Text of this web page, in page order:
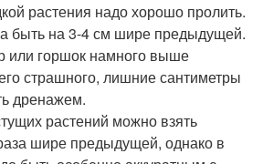
растения надо хорошо пролить.
быть на 3-4 см шире предыдущей.
или горшок намного выше
страшного, лишние сантиметры
дренажем.
растений можно взять
шире предыдущей, однако в